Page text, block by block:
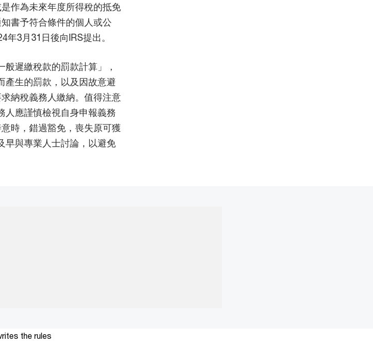
作為未來年度所得稅的抵免
書予符合條件的個人或公
3月31日後向IRS提出。
遲繳稅款的罰款計算」，
產生的罰款，以及因故意避
納稅義務人繳納。值得注意
人應謹慎檢視自身申報義務
時，錯過豁免，喪失原可獲
早與專業人士討論，以避免
the rules